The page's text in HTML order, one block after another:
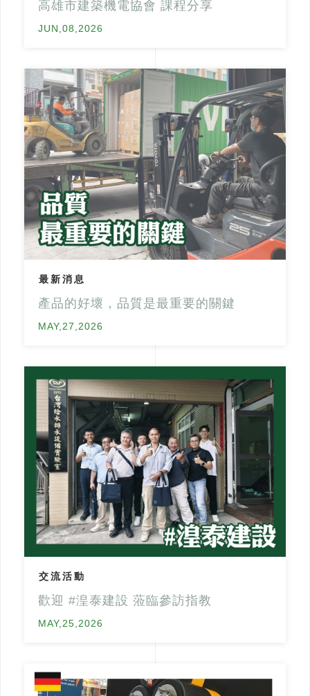
高雄市建築機電協會 課程分享
JUN,08,2026
最新消息
產品的好壞，品質是最重要的關鍵
MAY,27,2026
交流活動
歡迎 #湟泰建設 蒞臨參訪指教
MAY,25,2026